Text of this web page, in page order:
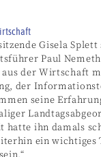
Gisela Splett
Paul
der Wirtschaft
der
seine
hatte ihn damals
ein wichtiges